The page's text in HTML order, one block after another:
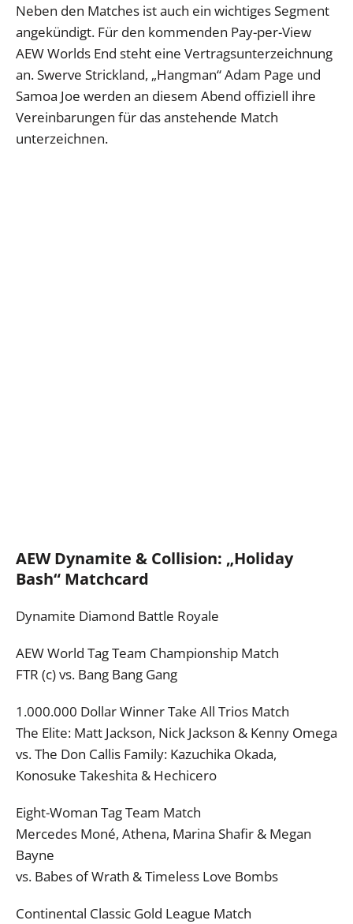
Neben den Matches ist auch ein wichtiges Segment
angekündigt. Für den kommenden Pay-per-View
AEW Worlds End steht eine Vertragsunterzeichnung
an. Swerve Strickland, „Hangman“ Adam Page und
Samoa Joe werden an diesem Abend offiziell ihre
Vereinbarungen für das anstehende Match
unterzeichnen.
AEW Dynamite & Collision: „Holiday
Bash“ Matchcard
Dynamite Diamond Battle Royale
AEW World Tag Team Championship Match
FTR (c) vs. Bang Bang Gang
1.000.000 Dollar Winner Take All Trios Match
The Elite: Matt Jackson, Nick Jackson & Kenny Omega
vs. The Don Callis Family: Kazuchika Okada,
Konosuke Takeshita & Hechicero
Eight-Woman Tag Team Match
Mercedes Moné, Athena, Marina Shafir & Megan
Bayne
vs. Babes of Wrath & Timeless Love Bombs
Continental Classic Gold League Match